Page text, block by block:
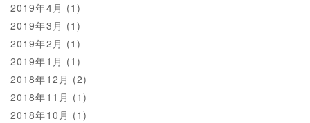
2019年4月 (1)
2019年3月 (1)
2019年2月 (1)
2019年1月 (1)
2018年12月 (2)
2018年11月 (1)
2018年10月 (1)